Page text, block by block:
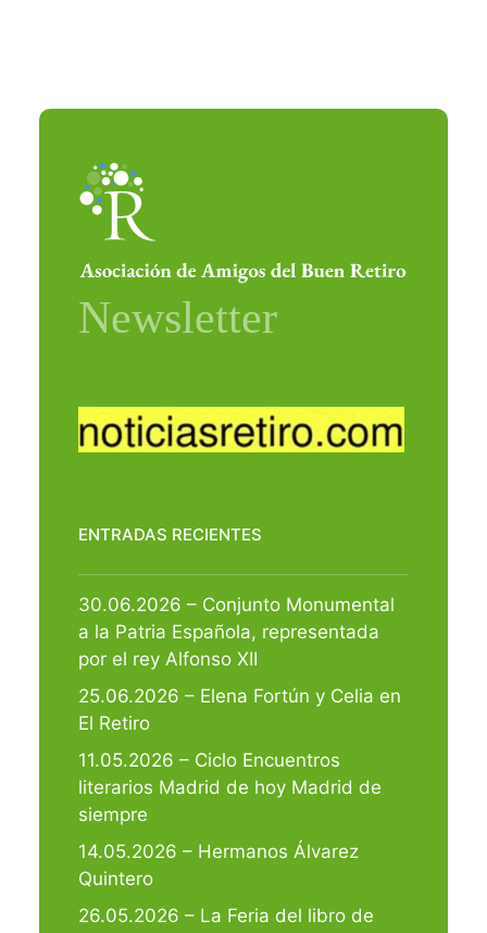
ENTRADAS RECIENTES
30.06.2026 – Conjunto Monumental
a la Patria Española, representada
por el rey Alfonso XII
25.06.2026 – Elena Fortún y Celia en
El Retiro
11.05.2026 – Ciclo Encuentros
literarios Madrid de hoy Madrid de
siempre
14.05.2026 – Hermanos Álvarez
Quintero
26.05.2026 – La Feria del libro de